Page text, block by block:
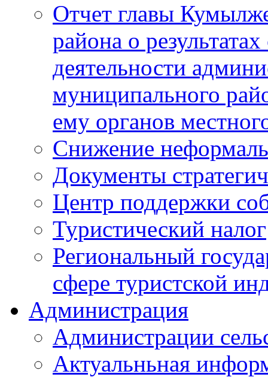
Отчет главы
района о
деятельности
муниципального
ему органов
Снижение
Документы
Центр поддержки
Туристический налог
Региональный
сфере туристской
Администрация
Администрации
Актуальньная